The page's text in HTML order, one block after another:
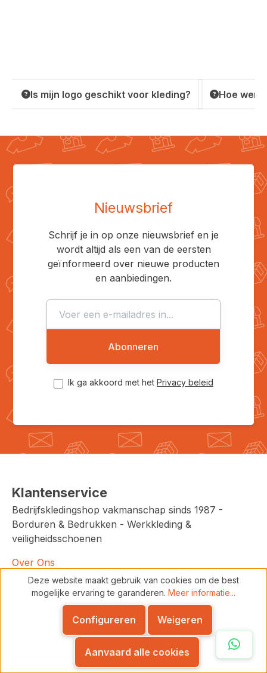
Is mijn logo geschikt voor kleding? Hoe
Nieuwsbrief
Schrijf je in op onze nieuwsbrief en je
wordt altijd als een van de eersten
geïnformeerd over nieuwe producten
en aanbiedingen.
Abonneren
Ik ga akkoord met het Privacy beleid
Klantenservice
Bedrijfskledingshop vakmanschap sinds 1987 -
Borduren & Bedrukken - Werkkleding &
veiligheidsschoenen
Over Ons
Bestelproces
Algemene voorwaarden
Offerte aanvragen
Recht van retour
Voorraad en levertijden
Betaalmogelijkheden
Deze website maakt gebruik van cookies om de best
mogelijke ervaring te garanderen. Meer informatie...
Weigeren
Configureren
Aanvaard alle cookies